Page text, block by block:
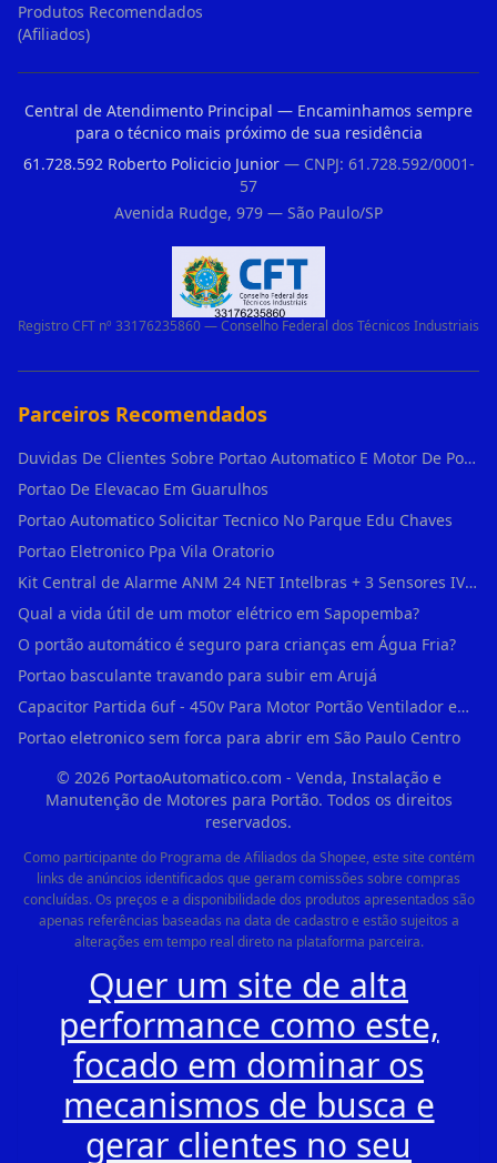
Produtos Recomendados
(Afiliados)
Central de Atendimento Principal — Encaminhamos sempre
para o técnico mais próximo de sua residência
61.728.592 Roberto Policicio Junior— CNPJ: 61.728.592/0001-
57
Avenida Rudge, 979 — São Paulo/SP
Registro CFT nº 33176235860 — Conselho Federal dos Técnicos Industriais
Parceiros Recomendados
Duvidas De Clientes Sobre Portao Automatico E Motor De Portao Motor De Portao Suspenso
Portao De Elevacao Em Guarulhos
Portao Automatico Solicitar Tecnico No Parque Edu Chaves
Portao Eletronico Ppa Vila Oratorio
Kit Central de Alarme ANM 24 NET Intelbras + 3 Sensores IVP 3000 CF + Bateria + em Vila Jacuí
Qual a vida útil de um motor elétrico em Sapopemba?
O portão automático é seguro para crianças em Água Fria?
Portao basculante travando para subir em Arujá
Capacitor Partida 6uf - 450v Para Motor Portão Ventilador em Vila Madalena
Portao eletronico sem forca para abrir em São Paulo Centro
© 2026PortaoAutomatico.com - Venda, Instalação e
Manutenção de Motores para Portão. Todos os direitos
reservados.
Como participante do Programa de Afiliados da Shopee, este site contém
links de anúncios identificados que geram comissões sobre compras
concluídas. Os preços e a disponibilidade dos produtos apresentados são
apenas referências baseadas na data de cadastro e estão sujeitos a
alterações em tempo real direto na plataforma parceira.
Quer um site de alta
performance como este,
focado em dominar os
mecanismos de busca e
gerar clientes no seu